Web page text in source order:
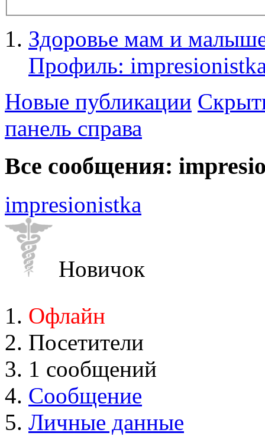
Здоровье мам и
Профиль:
Новые публикации
панель справа
Все сообщения:
impresionistka
Новичок
Офлайн
Посетители
1 сообщений
Сообщение
Личные данные